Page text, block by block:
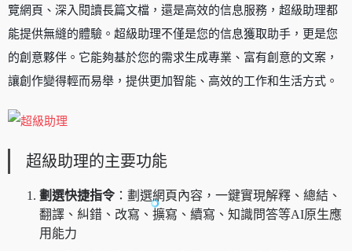
覽網頁、深入閱讀長篇文檔，還是高效的信息服務，超級助理都
能提供無縫的體驗。超級助理不僅是您的信息獲取助手，更是您
的創意夥伴。它能夠基於您的需求生成專業、富有創意的文案，
讓創作變得輕而易舉，提供更加智能、高效的工作和生活方式。
超級助理的主要功能
劃選快捷指令 ：劃選網頁內容，一鍵實現解釋、總結、
翻譯、糾錯、改寫、擴寫、續寫、知識問答等AI原生應
用能力